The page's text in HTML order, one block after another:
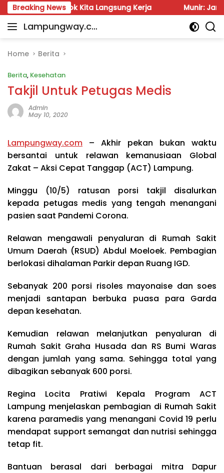
Skip
to
content
Breaking News
Besok Kita Langsung Kerja Munir: Jangan Dalih
Lampungway.co
Portal
Daerah
Terpercaya
dan
Terupdate
Home Berita
Berita, Kesehatan
Takjil Untuk Petugas Medis
Admin
May 10, 2020
Lampungway.com – Akhir pekan bukan waktu
bersantai untuk relawan kemanusiaan Global
Zakat – Aksi Cepat Tanggap (ACT) Lampung.
Minggu (10/5) ratusan porsi takjil disalurkan
kepada petugas medis yang tengah menangani
pasien saat Pandemi Corona.
Relawan mengawali penyaluran di Rumah Sakit
Umum Daerah (RSUD) Abdul Moeloek. Pembagian
berlokasi dihalaman Parkir depan Ruang IGD.
Sebanyak 200 porsi risoles mayonaise dan soes
menjadi santapan berbuka puasa para Garda
depan kesehatan.
Kemudian relawan melanjutkan penyaluran di
Rumah Sakit Graha Husada dan RS Bumi Waras
dengan jumlah yang sama. Sehingga total yang
dibagikan sebanyak 600 porsi.
Regina Locita Pratiwi Kepala Program ACT
Lampung menjelaskan pembagian di Rumah Sakit
karena paramedis yang menangani Covid 19 perlu
mendapat support semangat dan nutrisi sehingga
tetap fit.
Bantuan berasal dari berbagai mitra Dapur